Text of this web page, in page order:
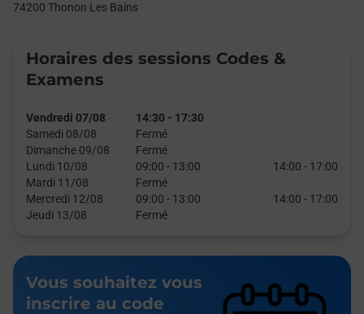
74200 Thonon Les Bains
Horaires des sessions Codes &
Examens
Vendredi 07/08 14:30 - 17:30
Samedi 08/08
Fermé
Dimanche 09/08
Fermé
Lundi 10/08
09:00 - 13:00 14:00 - 17:00
Mardi 11/08
Fermé
Mercredi 12/08
09:00 - 13:00 14:00 - 17:00
Jeudi 13/08
Fermé
Vous souhaitez vous
inscrire au code